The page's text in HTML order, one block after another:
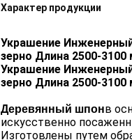
Характер продукции
Украшение
зерно Длина 2500-
Украшение
зерно Длина 2500-
Деревянный шпонв
искусственно
Изготовлены путем